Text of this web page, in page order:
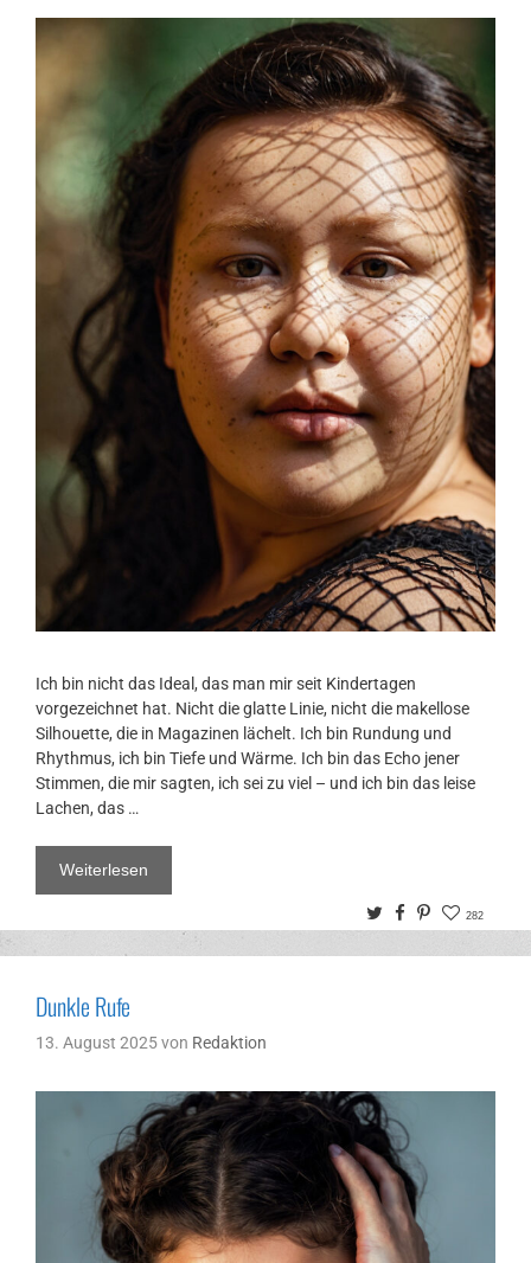
Ich bin nicht das Ideal, das man mir seit Kindertagen
vorgezeichnet hat. Nicht die glatte Linie, nicht die makellose
Silhouette, die in Magazinen lächelt. Ich bin Rundung und
Rhythmus, ich bin Tiefe und Wärme. Ich bin das Echo jener
Stimmen, die mir sagten, ich sei zu viel – und ich bin das leise
Lachen, das …
Weiterlesen
TwitterFacebook
Pinterest
282
Dunkle Rufe
13. August 2025von Redaktion